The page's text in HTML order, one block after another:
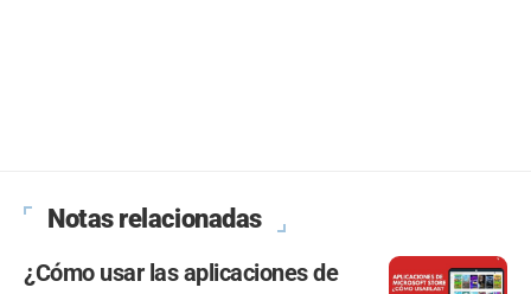
Notas relacionadas
¿Cómo usar las aplicaciones de